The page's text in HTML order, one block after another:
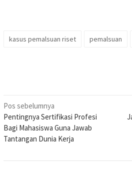
kasus pemalsuan riset pemalsuan
Navigasi
pos
Pos sebelumnya
Pentingnya Sertifikasi Profesi
Bagi Mahasiswa Guna Jawab
Tantangan Dunia Kerja